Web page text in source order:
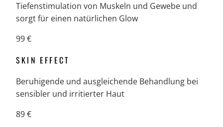
Tiefenstimulation von Muskeln und Gewebe und
sorgt für einen natürlichen Glow
99 €
SKIN EFFECT
Beruhigende und ausgleichende Behandlung bei
sensibler und irritierter Haut
89 €